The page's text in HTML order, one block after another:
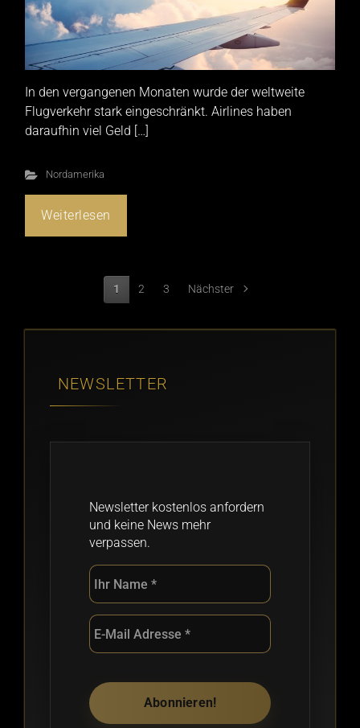
In den vergangenen Monaten wurde der weltweite
Flugverkehr stark eingeschränkt. Airlines haben
daraufhin viel Geld […]
Nordamerika
Weiterlesen
1 2 3 Nächster
NEWSLETTER
Newsletter kostenlos anfordern
und keine News mehr
verpassen.